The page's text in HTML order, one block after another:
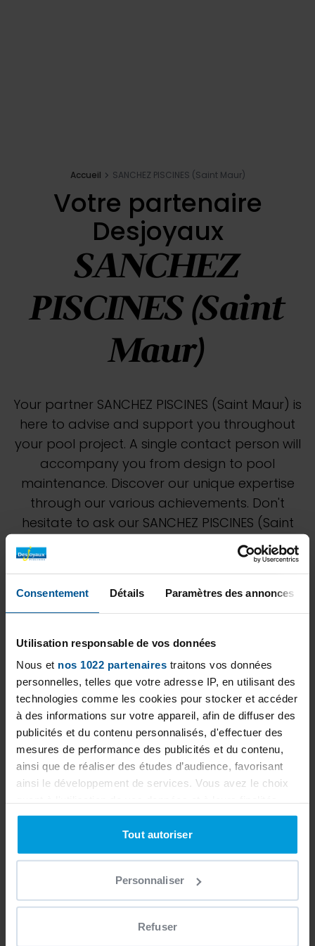
Consentement Détails Paramètres des annonces
Utilisation responsable de vos données
Nous et nos 1022 partenaires traitons vos données
personnelles, telles que votre adresse IP, en utilisant des
technologies comme les cookies pour stocker et accéder
à des informations sur votre appareil, afin de diffuser des
publicités et du contenu personnalisés, d'effectuer des
mesures de performance des publicités et du contenu,
ainsi que de réaliser des études d’audience, favorisant
ainsi le développement de services. Vous avez le choix
Vous pouvez modifier ou retirer votre consentement à
tout moment en consultant la Déclaration relative aux
cookies ou en cliquant sur l'icône de confidentialité.
Si vous le permettez, nous aimerions également :
Collecter des informations sur votre localisation
géographique qui peuvent être précises à plusieurs
Tout autoriser
Personnaliser
Refuser
Poiščite partnerjaDesjoyaux
Konfigurator bazena
Accueil SANCHEZ PISCINES (Saint Maur)
Votre partenaire
Desjoyaux
SANCHEZ
PISCINES (Saint
Maur)
Your partner SANCHEZ PISCINES (Saint Maur) is
here to advise and support you throughout
your pool project. A single contact person will
accompany you from design to pool
maintenance. Discover our unique expertise
through our various achievements. Don't
hesitate to ask our SANCHEZ PISCINES (Saint
Maur) team for a personalized study to best